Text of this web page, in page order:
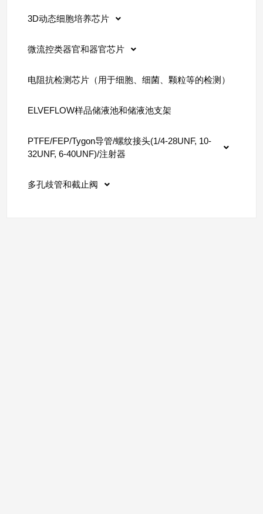
3D动态细胞培养芯片
微流控类器官和器官芯片
电阻抗检测芯片（用于细胞、细菌、颗粒等的检测）
ELVEFLOW样品储液池和储液池支架
PTFE/FEP/Tygon导管/螺纹接头(1/4-28UNF, 10-
32UNF, 6-40UNF)/注射器
多孔歧管和截止阀